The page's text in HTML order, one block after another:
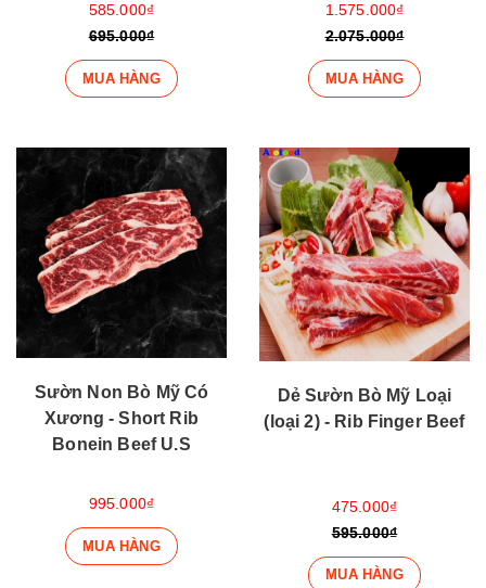
585.000₫
695.000₫
MUA HÀNG
1.575.000₫
2.075.000₫
MUA HÀNG
Sườn Non Bò Mỹ Có
Xương - Short Rib
Bonein Beef U.S
995.000₫
MUA HÀNG
Dẻ Sườn Bò Mỹ Loại
(loại 2) - Rib Finger Beef
475.000₫
595.000₫
MUA HÀNG